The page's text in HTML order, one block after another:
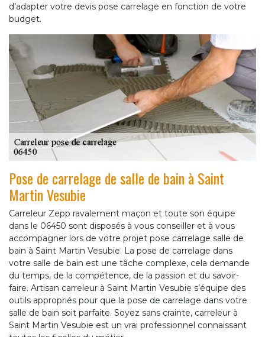
d’adapter votre devis pose carrelage en fonction de votre
budget.
Pose de carrelage de salle de bain à Saint
Martin Vesubie
Carreleur Zepp ravalement maçon et toute son équipe
dans le 06450 sont disposés à vous conseiller et à vous
accompagner lors de votre projet pose carrelage salle de
bain à Saint Martin Vesubie. La pose de carrelage dans
votre salle de bain est une tâche complexe, cela demande
du temps, de la compétence, de la passion et du savoir-
faire. Artisan carreleur à Saint Martin Vesubie s’équipe des
outils appropriés pour que la pose de carrelage dans votre
salle de bain soit parfaite. Soyez sans crainte, carreleur à
Saint Martin Vesubie est un vrai professionnel connaissant